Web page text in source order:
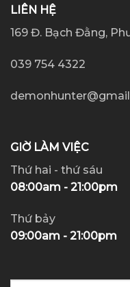
LIÊN HỆ
169 Đ. Bạch Đằng,
039 754 4322
GIỜ LÀM VIỆC
Thứ hai - thứ sáu
08:00am - 21:00pm
Thứ bảy
09:00am - 21:00pm